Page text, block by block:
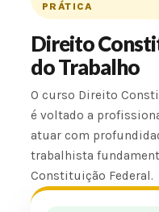
PRÁTICA
Direito
do Trabalho
O curso Direito
é voltado a
atuar com
trabalhista
Constituição Federal.